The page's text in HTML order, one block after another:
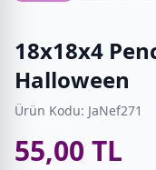
18x18x4
Halloween
Ürün Kodu: JaNef271
55,00 TL